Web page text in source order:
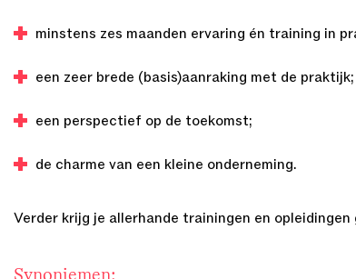
minstens zes maanden ervaring én training in
een zeer brede (basis)aanraking met de praktijk;
een perspectief op de toekomst;
de charme van een kleine onderneming.
Verder krijg je allerhande trainingen en